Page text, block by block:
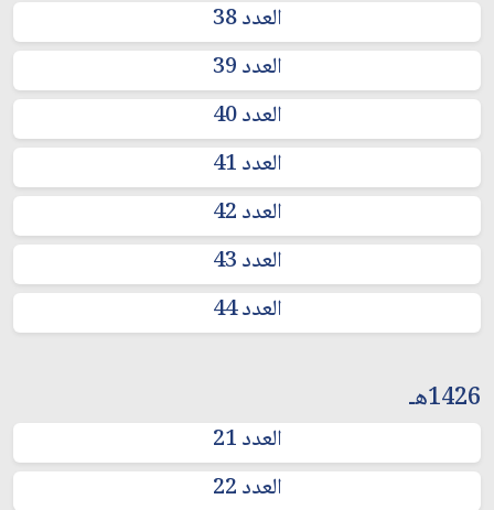
العدد 38
العدد 39
العدد 40
العدد 41
العدد 42
العدد 43
العدد 44
1426هـ
العدد 21
العدد 22